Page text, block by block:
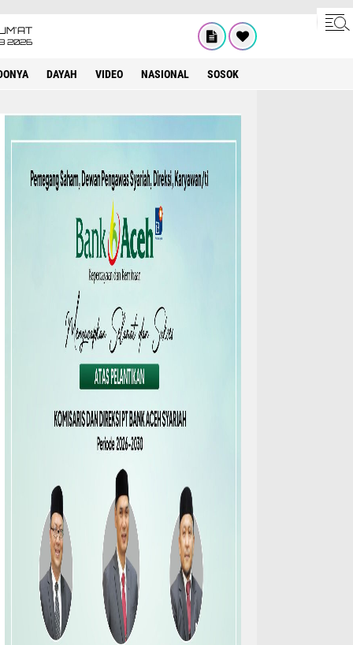
2026
DAYAH VIDEO NASIONAL SOSOK